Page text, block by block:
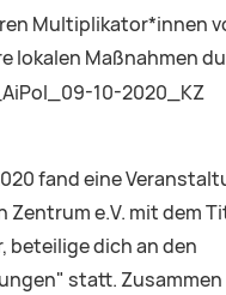
Multiplikator*innen
lokalen Maßnahmen
fand eine
Zentrum e.V. mit dem
beteilige dich an den
statt. Zusammen